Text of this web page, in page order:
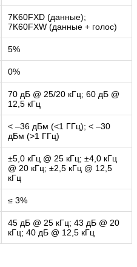
7K60FXD (данные);
7K60FXW (данные + голос)
5%
0%
70 дБ @ 25/20 кГц; 60 дБ @
12,5 кГц
< –36 дБм (<1 ГГц); < –30
дБм (>1 ГГц)
±5,0 кГц @ 25 кГц; ±4,0 кГц
@ 20 кГц; ±2,5 кГц @ 12,5
кГц
≤ 3%
45 дБ @ 25 кГц; 43 дБ @ 20
кГц; 40 дБ @ 12,5 кГц